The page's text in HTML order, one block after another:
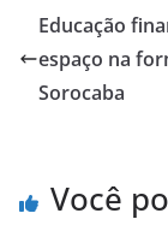
Educação
espaço na
Sorocaba
Você